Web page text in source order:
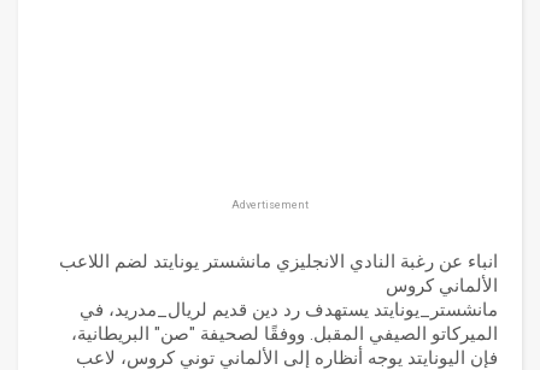
Advertisement
انباء عن رغبة النادي الانجليزي مانشستر يونايتد لضم اللاعب
الألماني كروس
مانشستر_يونايتد يستهدف رد دين قديم لريال_مدريد، في
الميركاتو الصيفي المقبل. ووفقًا لصحيفة "صن" البريطانية،
فإن اليونايتد يوجه أنظاره إلى الألماني توني كروس، لاعب